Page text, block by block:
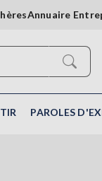
Annuaire
PAROLES